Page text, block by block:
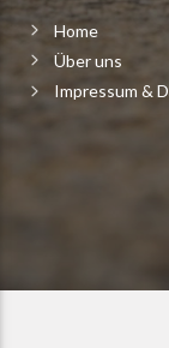
Home
Über uns
Impressum &